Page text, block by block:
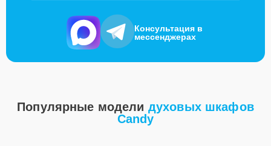
Консультация в
мессенджерах
Популярные модели духовых шкафов
Candy